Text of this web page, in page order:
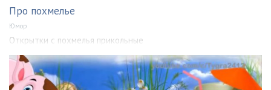
Про похмелье
Юмор
Открытки с похмелья прикольные